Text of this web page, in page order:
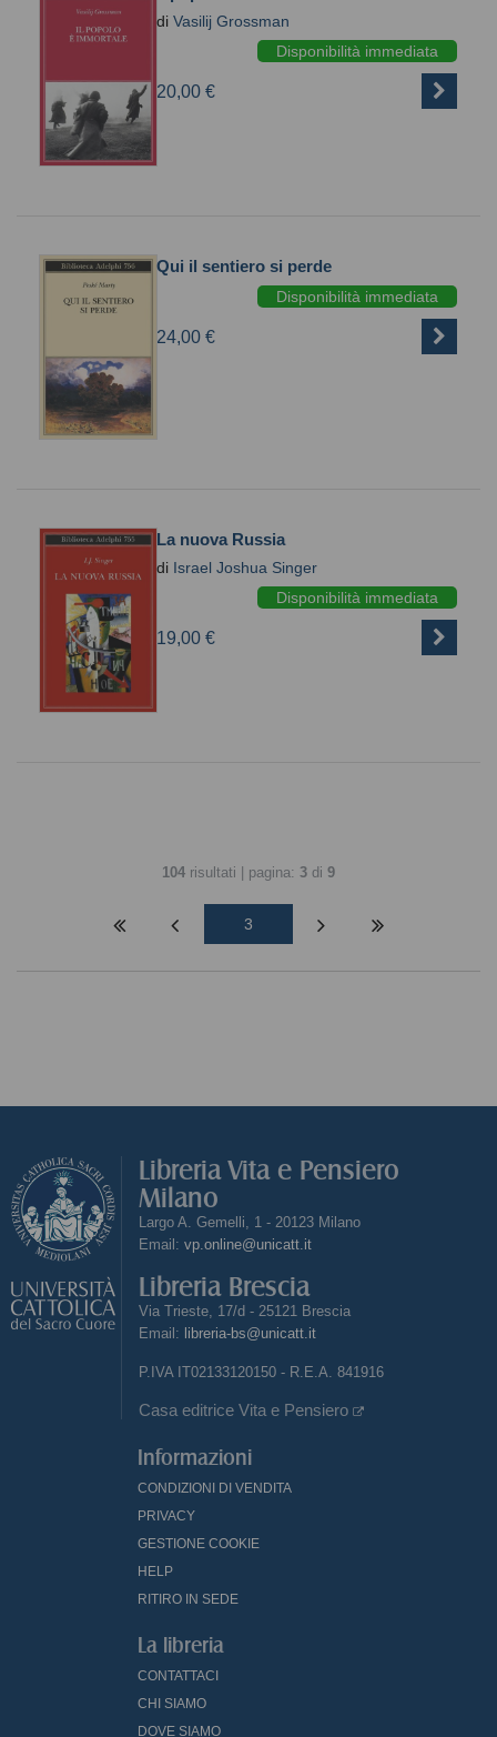
di Vasilij Grossman
Disponibilità immediata
20,00 €
Qui il sentiero si perde
Disponibilità immediata
24,00 €
La nuova Russia
di Israel Joshua Singer
Disponibilità immediata
19,00 €
104 risultati | pagina: 3 di 9
3
Libreria Vita e Pensiero
Milano
Largo A. Gemelli, 1 - 20123 Milano
Email: vp.online@unicatt.it
Libreria Brescia
Via Trieste, 17/d - 25121 Brescia
Email: libreria-bs@unicatt.it
P.IVA IT02133120150 - R.E.A. 841916
Casa editrice Vita e Pensiero
Informazioni
CONDIZIONI DI VENDITA
PRIVACY
GESTIONE COOKIE
HELP
RITIRO IN SEDE
La libreria
CONTATTACI
CHI SIAMO
DOVE SIAMO